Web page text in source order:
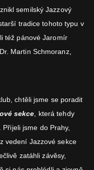
semilský Jazzový
tradice tohoto typu v
též pánové Jaromír
Martin Schmoranz,
chtěli jsme se poradit
sekce , která tehdy
jsme do Prahy,
vedení Jazzové sekce
zatáhli závěsy,